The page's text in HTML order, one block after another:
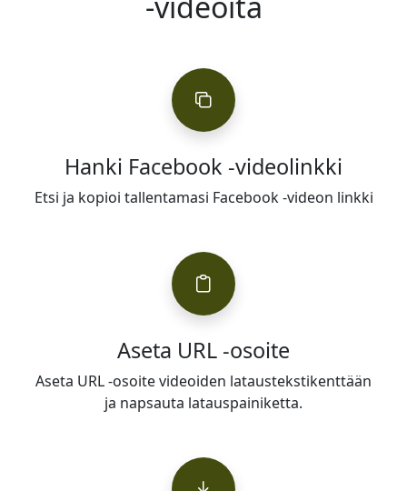
Hanki Facebook -videolinkki
Etsi ja kopioi tallentamasi Facebook -videon linkki
Aseta URL -osoite
Aseta URL -osoite videoiden lataustekstikenttään
ja napsauta latauspainiketta.